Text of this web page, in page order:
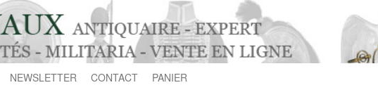
NEWSLETTER CONTACT PANIER